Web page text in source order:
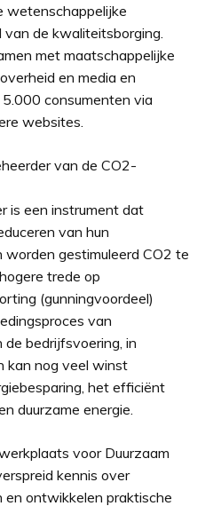
wetenschappelijke
de kwaliteitsborging.
met maatschappelijke
en media en
consumenten via
websites.
van de CO2-
is een instrument dat
van hun
gestimuleerd CO2 te
trede op
(gunningvoordeel)
van
bedrijfsvoering, in
kan nog veel winst
het efficiënt
duurzame energie.
voor Duurzaam
kennis over
en ontwikkelen praktische